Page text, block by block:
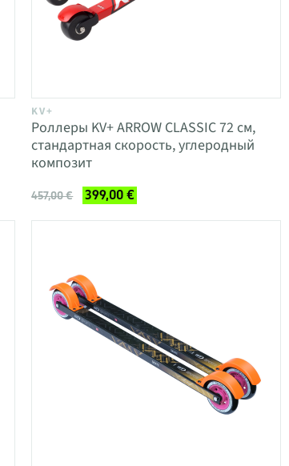
KV+
Роллеры KV+ ARROW CLASSIC 72 см,
стандартная скорость, углеродный
композит
457,00 € 399,00 €